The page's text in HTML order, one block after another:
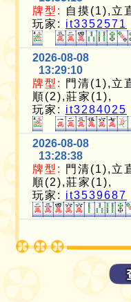
牌型:
自摸(1),立
玩家: it3352571
2026-08-08
13:29:10
牌型:
門清(1),立
順(2),莊家(1),
玩家: it3284025
2026-08-08
13:28:38
牌型:
門清(1),立
順(2),莊家(1),
玩家: it3539687